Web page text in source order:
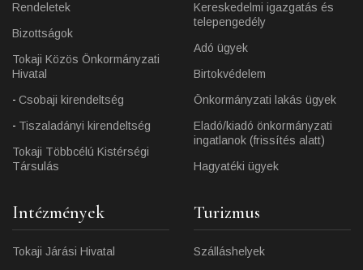
Rendeletek
Bizottságok
Tokaji Közös Önkormányzati
Hivatal
Csobaji kirendeltség
Tiszaladányi kirendeltség
Tokaji Többcélú Kistérségi
Társulás
Kereskedelmi igazgatás és
telepengedély
Adó ügyek
Birtokvédelem
Önkormányzati lakás ügyek
Eladó/kiadó önkormányzati
ingatlanok (frissítés alatt)
Hagyatéki ügyek
Intézmények
Tokaji Járási Hivatal
Turizmus
Szálláshelyek